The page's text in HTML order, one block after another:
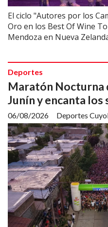
El ciclo "Autores por los
Oro en los Best Of Wine
Mendoza en Nueva
Maratón Nocturna
Junín y encanta los
Deportes
Deportes
06/08/2026